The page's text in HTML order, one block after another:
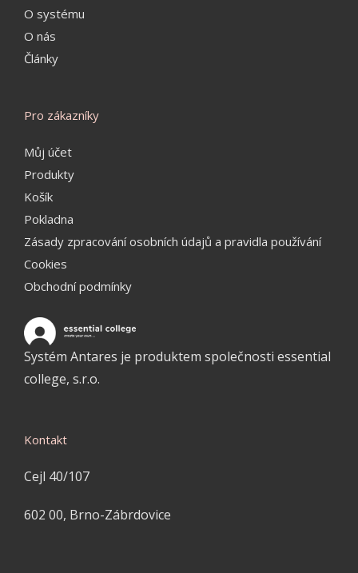
O systému
O nás
Články
Pro zákazníky
Můj účet
Produkty
Košík
Pokladna
Zásady zpracování osobních údajů a pravidla používání
Cookies
Obchodní podmínky
Systém Antares je produktem společnosti essential
college, s.r.o.
Kontakt
Cejl 40/107
602 00, Brno-Zábrdovice